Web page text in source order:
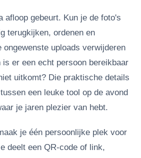
afloop gebeurt. Kun je de foto's
terugkijken, ordenen en
ongewenste uploads verwijderen
er een echt persoon bereikbaar
uitkomt? Die praktische details
een leuke tool op de avond
je jaren plezier van hebt.
je één persoonlijke plek voor
deelt een QR-code of link,